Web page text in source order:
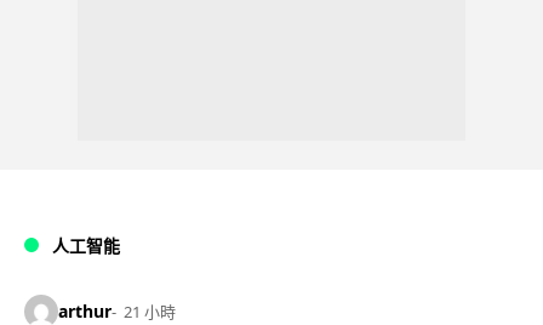
人工智能
arthur 21 小時